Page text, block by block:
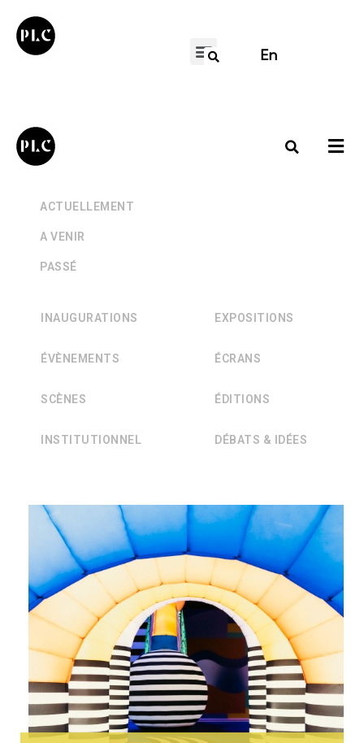
En
ACTUELLEMENT
A VENIR
PASSÉ
INAUGURATIONS EXPOSITIONS
ÉVÈNEMENTS ÉCRANS
SCÈNES ÉDITIONS
INSTITUTIONNEL DÉBATS & IDÉES